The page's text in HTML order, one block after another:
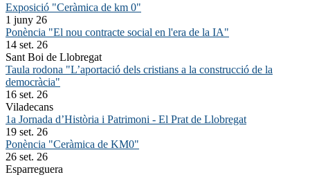
Exposició "Ceràmica de km 0"
1 juny 26
Ponència "El nou contracte social en l'era de la IA"
14 set. 26
Sant Boi de Llobregat
Taula rodona "L’aportació dels cristians a la construcció de la
democràcia"
16 set. 26
Viladecans
1a Jornada d’Història i Patrimoni - El Prat de Llobregat
19 set. 26
Ponència "Ceràmica de KM0"
26 set. 26
Esparreguera